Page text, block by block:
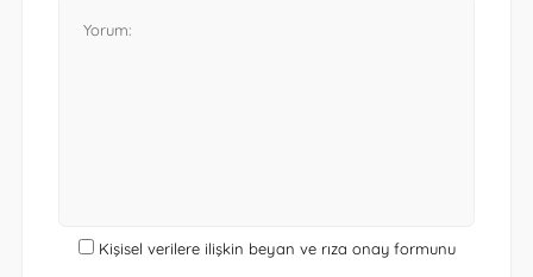
Kişisel verilere ilişkin beyan ve rıza onay formunu